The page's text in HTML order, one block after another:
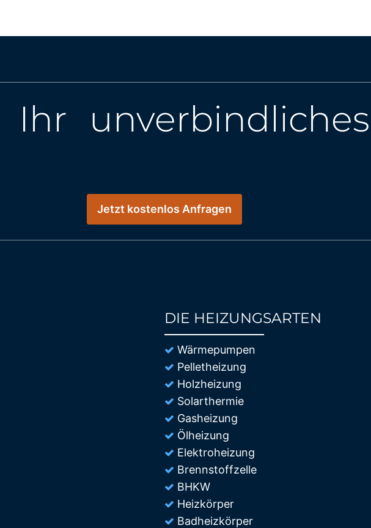
Ihr
Jetzt kostenlos Anfragen
DIE HEIZUNGSARTEN
Wärmepumpen
Pelletheizung
Holzheizung
Solarthermie
Gasheizung
Ölheizung
Elektroheizung
Brennstoffzelle
BHKW
Heizkörper
Badheizkörper